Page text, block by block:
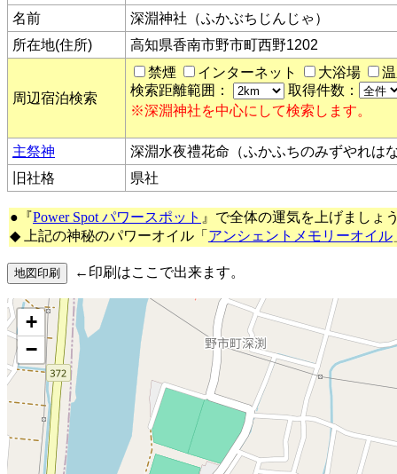
名前
深淵神社（ふかぶちじんじゃ）
所在地(住所)
高知県香南市野市町西野1202
周辺宿泊検索
禁煙 インターネット 大浴場
検索距離範囲：
取得件数：
※深淵神社を中心にして検索します。
主祭神
深淵水夜禮花命（ふかふちのみずやれは
旧社格
県社
●『Power Spot パワースポット 』で全体の運気を上げましょ
◆ 上記の神秘のパワーオイル「 アンシェントメモリーオイル
←印刷はここで出来ます。
+
−